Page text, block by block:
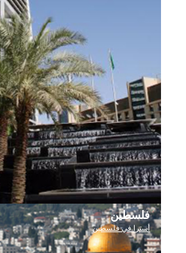
فلسطين
أسترا في فلسطين